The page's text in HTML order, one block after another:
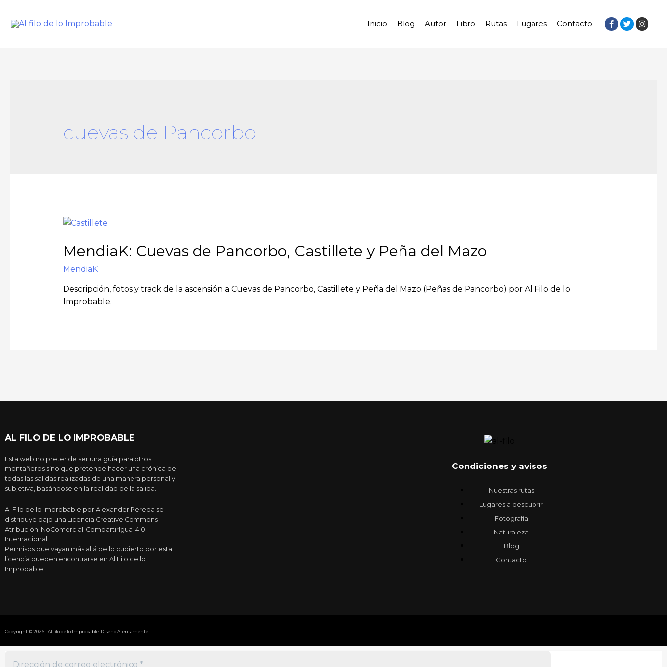
Inicio Blog Autor Libro Rutas Lugares Contacto
cuevas de Pancorbo
MendiaK: Cuevas de Pancorbo, Castillete y Peña del Mazo
MendiaK
Descripción, fotos y track de la ascensión a Cuevas de Pancorbo, Castillete y Peña del Mazo (Peñas de Pancorbo) por Al Filo de lo
Improbable.
AL FILO DE LO IMPROBABLE
Esta web no pretende ser una guía para otros
montañeros sino que pretende hacer una crónica de
todas las salidas realizadas de una manera personal y
subjetiva, basándose en la realidad de la salida.
Al Filo de lo Improbable por Alexander Pereda se
distribuye bajo una Licencia Creative Commons
Atribución-NoComercial-CompartirIgual 4.0
Internacional.
Permisos que vayan más allá de lo cubierto por esta
licencia pueden encontrarse en Al Filo de lo
Improbable.
Condiciones y avisos
Nuestras rutas
Lugares a descubrir
Fotografía
Naturaleza
Blog
Contacto
Copyright © 2026 | Al filo de lo Improbable. Diseño Atentamente